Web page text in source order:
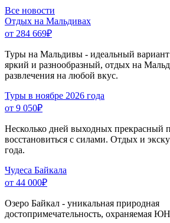
Все новости
Отдых на Мальдивах
от 284 669₽
Туры на Мальдивы - идеальный
яркий и разнообразный, отдых на
развлечения на любой вкус.
Туры в ноябре 2026 года
от 9 050₽
Несколько дней выходных прекрасный
восстановиться с силами. Отдых и
года.
Чудеса Байкала
от 44 000₽
Озеро Байкал - уникальная природная
достопримечательность, охраняемая